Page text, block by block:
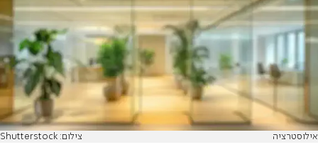
אילוסטרציה צילום: Shutterstock